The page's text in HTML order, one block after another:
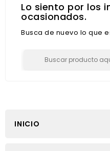
Lo siento por los
ocasionados.
Busca de nuevo lo que
INICIO